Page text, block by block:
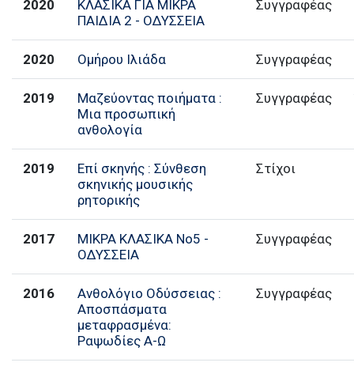
2020
ΚΛΑΣΙΚΑ ΓΙΑ ΜΙΚΡΑ
ΠΑΙΔΙΑ 2 - ΟΔΥΣΣΕΙΑ
Συγγραφέας
2020 Ομήρου Ιλιάδα Συγγραφέας
2019
Μαζεύοντας ποιήματα :
Μια προσωπική
ανθολογία
Συγγραφέας
2019
Επί σκηνής : Σύνθεση
σκηνικής μουσικής
ρητορικής
Στίχοι
2017
ΜΙΚΡΑ ΚΛΑΣΙΚΑ Νο5 -
ΟΔΥΣΣΕΙΑ
Συγγραφέας
2016
Ανθολόγιο Οδύσσειας :
Αποσπάσματα
μεταφρασμένα:
Ραψωδίες Α-Ω
Συγγραφέας